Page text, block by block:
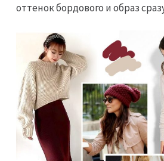
оттенок бордового и образ